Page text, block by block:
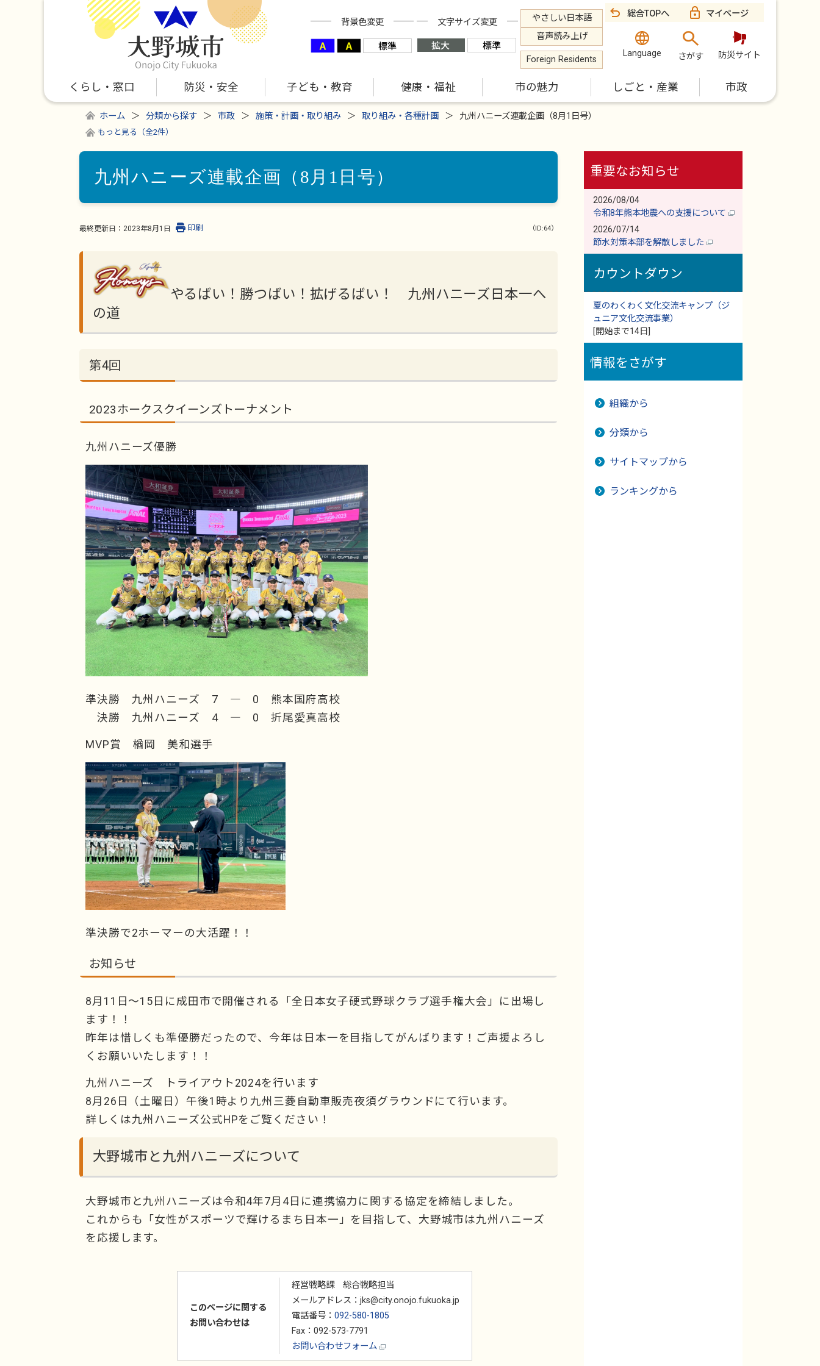
背景色変更 文字サイズ変更
やさしい日本語
音声読み上げ
Foreign Residents
総合TOPへ マイページ
Language さがす 防災サイト
くらし・窓口 防災・安全 子ども・教育 健康・福祉 市の魅力 しごと・産業 市政
ホーム 分類から探す 市政 施策・計画・取り組み 取り組み・各種計画 九州ハニーズ連載企画（8月1日号）
もっと見る（全2件）
九州ハニーズ連載企画（8月1日号）
最終更新日： 2023年8月1日 （ID:64）
印刷
やるばい！勝つばい！拡げるばい！ 九州ハニーズ日本一へ
の道
第4回
2023ホークスクイーンズトーナメント
九州ハニーズ優勝
準決勝 九州ハニーズ 7 ― 0 熊本国府高校
決勝 九州ハニーズ 4 ― 0 折尾愛真高校
MVP賞 楢岡 美和選手
準決勝で2ホーマーの大活躍！！
お知らせ
8月11日～15日に成田市で開催される「全日本女子硬式野球クラブ選手権大会」に出場し
ます！！
昨年は惜しくも準優勝だったので、今年は日本一を目指してがんばります！ご声援よろし
くお願いいたします！！
九州ハニーズ トライアウト2024を行います
8月26日（土曜日）午後1時より九州三菱自動車販売夜須グラウンドにて行います。
詳しくは九州ハニーズ公式HPをご覧ください！
大野城市と九州ハニーズについて
大野城市と九州ハニーズは令和4年7月4日に連携協力に関する協定を締結しました。
これからも「女性がスポーツで輝けるまち日本一」を目指して、大野城市は九州ハニーズ
を応援します。
このページに関する
お問い合わせは
経営戦略課 総合戦略担当
メールアドレス：jks@city.onojo.fukuoka.jp
電話番号： 092-580-1805
Fax：092-573-7791
お問い合わせフォーム
重要なお知らせ
2026/08/04
令和8年熊本地震への支援について
2026/07/14
節水対策本部を解散しました
カウントダウン
夏のわくわく文化交流キャンプ（ジ
ュニア文化交流事業）
[開始まで14日]
情報をさがす
組織から
分類から
サイトマップから
ランキングから